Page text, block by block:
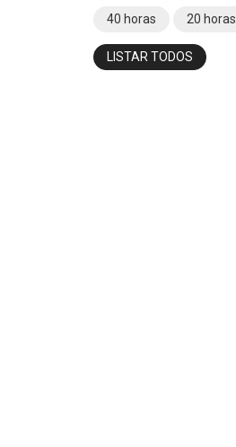
40 horas 20 horas
LISTAR TODOS